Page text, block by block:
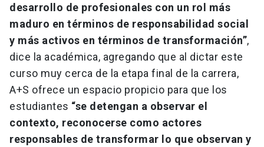
desarrollo de profesionales con un rol más
maduro en términos de responsabilidad social
y más activos en términos de transformación”,
dice la académica, agregando que al dictar este
curso muy cerca de la etapa final de la carrera,
A+S ofrece un espacio propicio para que los
estudiantes “se detengan a observar el
contexto, reconocerse como actores
responsables de transformar lo que observan y